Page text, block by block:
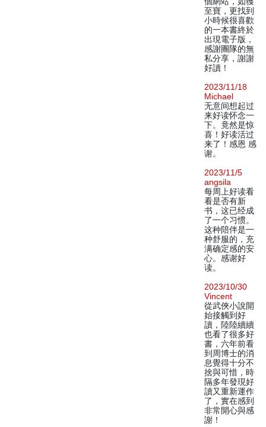
至寶，更找到
小時候很喜歡
的一本書終於
出現電子版，
感謝團隊的無
私分享，謝謝
好讀！
2023/11/18
Michael
无意间想起过
来好读怀念一
下。竟然是惊
喜！好读活过
来了！感恩 感
谢。
2023/11/5
angsila
每周上好读看
看是否有新
书，这已经成
了一个习惯。
这种陪伴是一
种舒服的，充
满确定感的安
心。感谢好
读。
2023/10/30
Vincent
從武俠小說開
始接觸到好
讀，陸陸續續
也看了很多好
書，六年前看
到周博士的消
息覺得十分不
捨與可惜，時
隔多年發現好
讀又重新運作
了，實在感到
非常開心與感
謝！